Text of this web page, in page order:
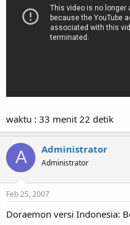
waktu : 33 menit 22 detik
A Administrator
Administrator
Feb 25, 2007
Doraemon versi Indonesia: